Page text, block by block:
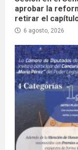
aprobar la
retirar el
6 agosto, 2026